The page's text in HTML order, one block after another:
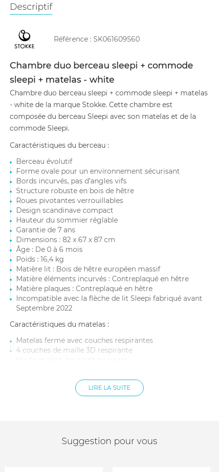
Descriptif
Référence : SK061609560
Chambre duo berceau sleepi + commode
sleepi + matelas - white
Chambre duo berceau sleepi + commode sleepi + matelas
- white de la marque Stokke. Cette chambre est
composée du berceau Sleepi avec son matelas et de la
commode Sleepi.
Caractéristiques du berceau :
Berceau évolutif
Forme ovale pour un environnement sécurisant
Bords incurvés, pas d’angles vifs
Structure robuste en bois de hêtre
Roues pivotantes verrouillables
Design scandinave compact
Hauteur du sommier réglable
Garantie de 7 ans
Dimensions : 82 x 67 x 87 cm
Âge : De 0 à 6 mois
Poids : 16,4 kg
Matière lit : Bois de hêtre européen massif
Matière éléments incurvés : Contreplaqué en hêtre
Matière plaques : Contreplaqué en hêtre
Incompatible avec la flèche de lit Sleepi fabriqué avant
Septembre 2022
Caractéristiques du matelas :
Matelas ferme avec couches respirantes
4 couches de maille 3D respirante
Flux d’air optimal pour éviter l’accumulation de chaleur
Certifié Oeko-Tex® Standard 100 classe 1
Dimensions : Adapté au berceau Mini Sleepi V3
Housse lavable en machine à 60 °C et le cœur peut être
LIRE LA SUITE
Suggestion pour vous